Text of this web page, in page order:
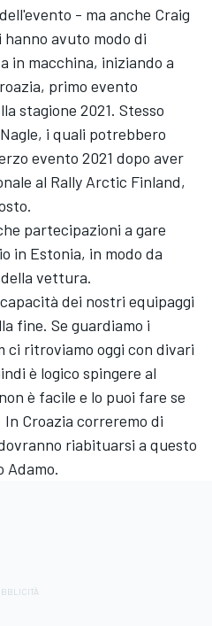
- ma anche Craig
hanno avuto modo di
in macchina, iniziando a
primo evento
stagione 2021. Stesso
i quali potrebbero
evento 2021 dopo aver
al Rally Arctic Finland,
partecipazioni a gare
in Estonia, in modo da
vettura.
dei nostri equipaggi
fine. Se guardiamo i
ci ritroviamo oggi con divari
è logico spingere al
è facile e lo puoi fare se
Croazia correremo di
riabituarsi a questo
Adamo.